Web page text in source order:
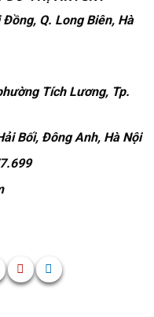
Q. Long Biên, Hà
Tích Lương, Tp.
Bối, Đông Anh, Hà Nội